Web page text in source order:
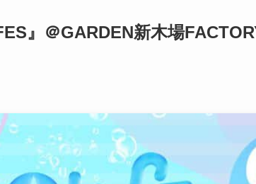
』＠GARDEN新木場